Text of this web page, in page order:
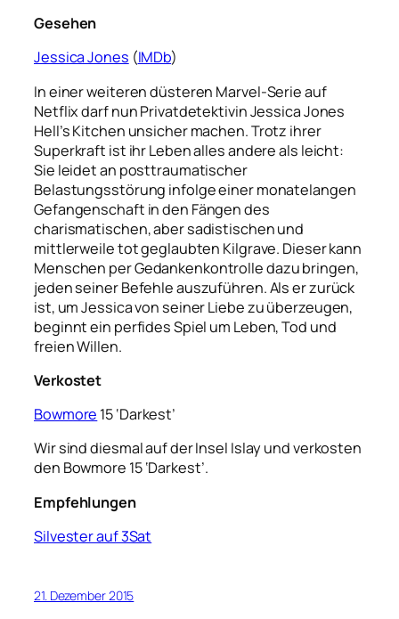
Gesehen
Jessica Jones (IMDb)
In einer weiteren düsteren Marvel-Serie auf
Netflix darf nun Privatdetektivin Jessica Jones
Hell’s Kitchen unsicher machen. Trotz ihrer
Superkraft ist ihr Leben alles andere als leicht:
Sie leidet an posttraumatischer
Belastungsstörung infolge einer monatelangen
Gefangenschaft in den Fängen des
charismatischen, aber sadistischen und
mittlerweile tot geglaubten Kilgrave. Dieser kann
Menschen per Gedankenkontrolle dazu bringen,
jeden seiner Befehle auszuführen. Als er zurück
ist, um Jessica von seiner Liebe zu überzeugen,
beginnt ein perfides Spiel um Leben, Tod und
freien Willen.
Verkostet
Bowmore 15 ‘Darkest’
Wir sind diesmal auf der Insel Islay und verkosten
den Bowmore 15 ‘Darkest’.
Empfehlungen
Silvester auf 3Sat
21. Dezember 2015